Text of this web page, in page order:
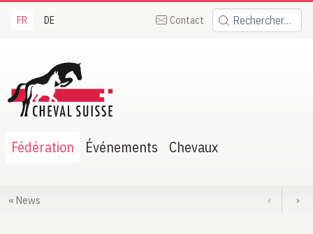
FR DE Contact Rechercher:
Suisse
Fédération Événements Chevaux
« News ‹ ›